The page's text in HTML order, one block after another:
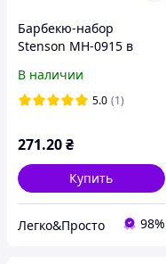
Барбекю-набор
Stenson MH-0915 в
приготовления на
гриле
В наличии
5.0 (1)
271.20₴
Купить
Легко&Просто 98%